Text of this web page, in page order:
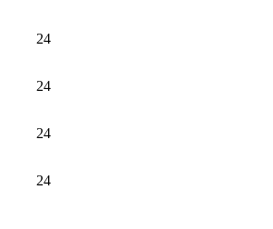
24
24
24
24